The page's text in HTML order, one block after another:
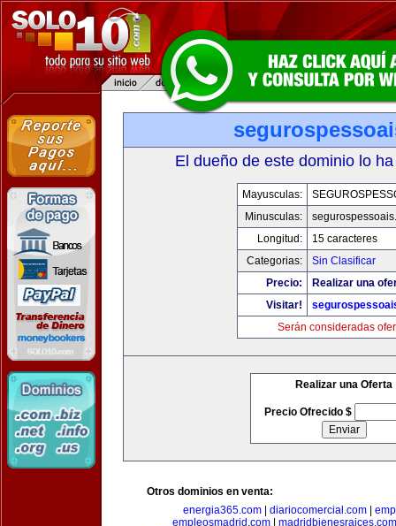
El dueño de este dominio lo
Mayusculas:
Minusculas:
Longitud:
15 caracteres
Categorias:
Sin Clasificar
Precio:
Realizar una
Visitar!
Serán consideradas
Realizar una Oferta
Precio Ofrecido $
Otros dominios en venta:
energia365.com
diariocomercial.com
empleosmadrid.com
madridbienesraices.com